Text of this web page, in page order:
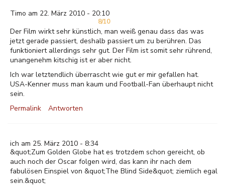
Timo am 22. März 2010 - 20:10
8/10
Der Film wirkt sehr künstlich, man weiß genau dass das was
jetzt gerade passiert, deshalb passiert um zu berühren. Das
funktioniert allerdings sehr gut. Der Film ist somit sehr rührend,
unangenehm kitschig ist er aber nicht.
Ich war letztendlich überrascht wie gut er mir gefallen hat.
USA-Kenner muss man kaum und Football-Fan überhaupt nicht
sein.
Permalink
Antworten
ich am 25. März 2010 - 8:34
&quot;Zum Golden Globe hat es trotzdem schon gereicht, ob
auch noch der Oscar folgen wird, das kann ihr nach dem
fabulösen Einspiel von &quot;The Blind Side&quot; ziemlich egal
sein.&quot;